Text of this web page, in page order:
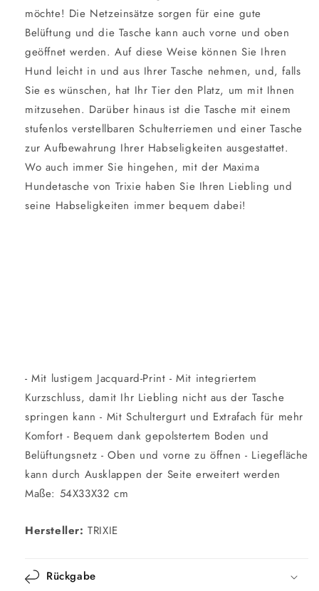
möchte! Die Netzeinsätze sorgen für eine gute
Belüftung und die Tasche kann auch vorne und oben
geöffnet werden. Auf diese Weise können Sie Ihren
Hund leicht in und aus Ihrer Tasche nehmen, und, falls
Sie es wünschen, hat Ihr Tier den Platz, um mit Ihnen
mitzusehen. Darüber hinaus ist die Tasche mit einem
stufenlos verstellbaren Schulterriemen und einer Tasche
zur Aufbewahrung Ihrer Habseligkeiten ausgestattet.
Wo auch immer Sie hingehen, mit der Maxima
Hundetasche von Trixie haben Sie Ihren Liebling und
seine Habseligkeiten immer bequem dabei!
- Mit lustigem Jacquard-Print - Mit integriertem
Kurzschluss, damit Ihr Liebling nicht aus der Tasche
springen kann - Mit Schultergurt und Extrafach für mehr
Komfort - Bequem dank gepolstertem Boden und
Belüftungsnetz - Oben und vorne zu öffnen - Liegefläche
kann durch Ausklappen der Seite erweitert werden
Maße: 54X33X32 cm
Hersteller:TRIXIE
Rückgabe